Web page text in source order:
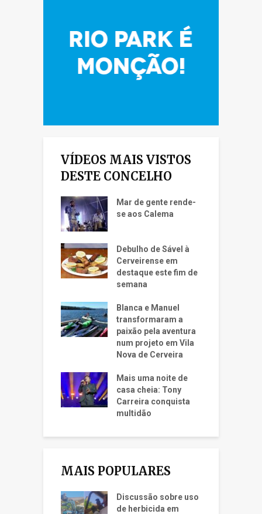
VÍDEOS MAIS VISTOS
DESTE CONCELHO
Mar de gente rende-
se aos Calema
Debulho de Sável à
Cerveirense em
destaque este fim de
semana
Blanca e Manuel
transformaram a
paixão pela aventura
num projeto em Vila
Nova de Cerveira
Mais uma noite de
casa cheia: Tony
Carreira conquista
multidão
MAIS POPULARES
Discussão sobre uso
de herbicida em